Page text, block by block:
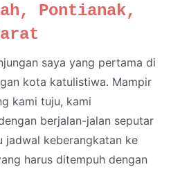
Pontianak,
saya yang pertama di
kota katulistiwa. Mampir
kami tuju, kami
berjalan-jalan seputar
jadwal keberangkatan ke
harus ditempuh dengan